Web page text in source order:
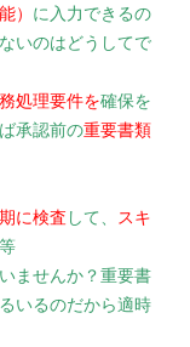
） に入力できるの
いのはどうしてで
処理要件を確保を
承認前の重要書類
に検査 して、 スキ
ませんか？重要書
いるのだから適時